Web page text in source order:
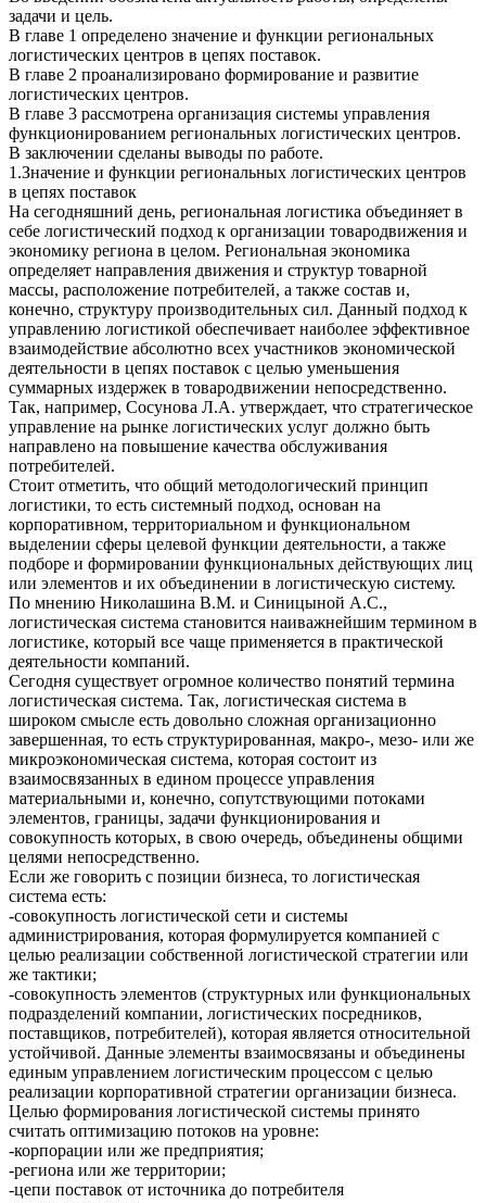
задачи и цель.
В главе 1 определено значение и функции региональных
логистических центров в цепях поставок.
В главе 2 проанализировано формирование и развитие
логистических центров.
В главе 3 рассмотрена организация системы управления
функционированием региональных логистических центров.
В заключении сделаны выводы по работе.
1.Значение и функции региональных логистических центров
в цепях поставок
На сегодняшний день, региональная логистика объединяет в
себе логистический подход к организации товародвижения и
экономику региона в целом. Региональная экономика
определяет направления движения и структур товарной
массы, расположение потребителей, а также состав и,
конечно, структуру производительных сил. Данный подход к
управлению логистикой обеспечивает наиболее эффективное
взаимодействие абсолютно всех участников экономической
деятельности в цепях поставок с целью уменьшения
суммарных издержек в товародвижении непосредственно.
Так, например, Сосунова Л.А. утверждает, что стратегическое
управление на рынке логистических услуг должно быть
направлено на повышение качества обслуживания
потребителей.
Стоит отметить, что общий методологический принцип
логистики, то есть системный подход, основан на
корпоративном, территориальном и функциональном
выделении сферы целевой функции деятельности, а также
подборе и формировании функциональных действующих лиц
или элементов и их объединении в логистическую систему.
По мнению Николашина В.М. и Синицыной А.С.,
логистическая система становится наиважнейшим термином в
логистике, который все чаще применяется в практической
деятельности компаний.
Сегодня существует огромное количество понятий термина
логистическая система. Так, логистическая система в
широком смысле есть довольно сложная организационно
завершенная, то есть структурированная, макро-, мезо- или же
микроэкономическая система, которая состоит из
взаимосвязанных в едином процессе управления
материальными и, конечно, сопутствующими потоками
элементов, границы, задачи функционирования и
совокупность которых, в свою очередь, объединены общими
целями непосредственно.
Если же говорить с позиции бизнеса, то логистическая
система есть:
-совокупность логистической сети и системы
администрирования, которая формулируется компанией с
целью реализации собственной логистической стратегии или
же тактики;
-совокупность элементов (структурных или функциональных
подразделений компании, логистических посредников,
поставщиков, потребителей), которая является относительной
устойчивой. Данные элементы взаимосвязаны и объединены
единым управлением логистическим процессом с целью
реализации корпоративной стратегии организации бизнеса.
Целью формирования логистической системы принято
считать оптимизацию потоков на уровне:
-корпорации или же предприятия;
-региона или же территории;
-цепи поставок от источника до потребителя